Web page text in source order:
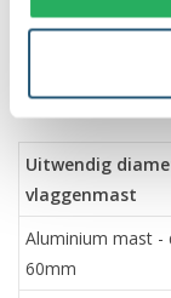
vlaggenmast.
In onderstaand
mastdiameters
Uitwendig
vlaggenmast
Aluminium mast -
60mm